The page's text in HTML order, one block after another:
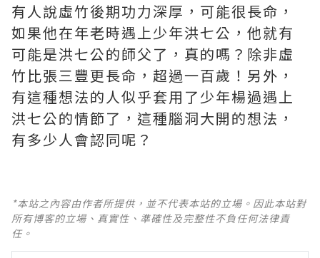
有人說虛竹後期功力深厚，可能很長命，
如果他在年老時遇上少年洪七公，他就有
可能是洪七公的師父了，真的嗎？除非虛
竹比張三豐更長命，超過一百歲！另外，
有這種想法的人似乎套用了少年楊過遇上
洪七公的情節了，這種腦洞大開的想法，
有多少人會認同呢？ ​​​
*本站之內容由作者所提供，並不代表本站的立場。因此本站對
所有博客的立場、真實性、準確性及完整性不負任何法律責
任。